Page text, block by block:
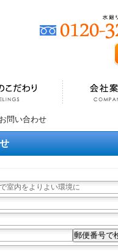
問い合わせ
郵便番号で